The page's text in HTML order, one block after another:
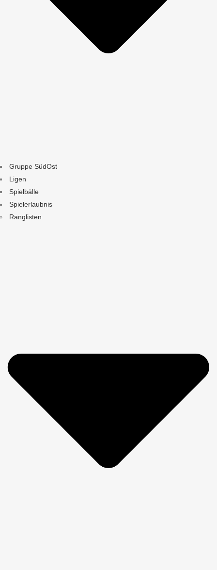
Gruppe SüdOst
Ligen
Spielbälle
Spielerlaubnis
Ranglisten